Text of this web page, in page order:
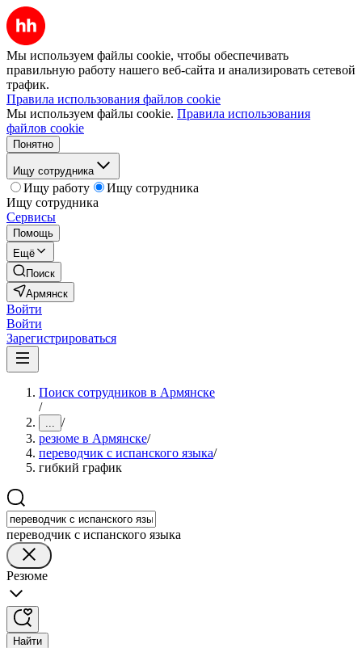
Мы используем файлы cookie, чтобы обеспечивать
правильную работу нашего веб-сайта и анализировать сетевой
трафик.
Правила использования файлов cookie
Мы используем файлы cookie. Правила использования
файлов cookie
Понятно
Ищу сотрудника
Ищу работу
Ищу сотрудника
Ищу сотрудника
Сервисы
Помощь
Ещё
Поиск
Армянск
Войти
Войти
Зарегистрироваться
Поиск сотрудников в Армянске
/
... /
резюме в Армянске/
переводчик с испанского языка/
гибкий график
переводчик с испанского языка
Резюме
Найти